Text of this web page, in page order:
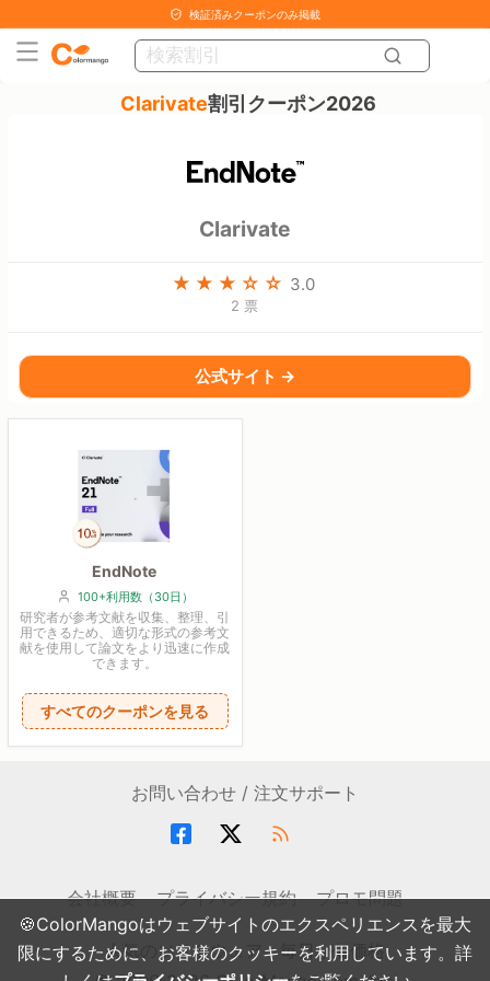
🍪ColorMangoはウェブサイトのエクスペリエンスを最大
限にするために、お客様のクッキーを利用しています。詳
検証済みクーポンのみ掲載
Clarivate割引クーポン2026
Clarivate
3.0
2 票
公式サイト →
EndNote
100+利用数（30日）
研究者が参考文献を収集、整理、引
用できるため、適切な形式の参考文
献を使用して論文をより迅速に作成
できます。
すべてのクーポンを見る
お問い合わせ / 注文サポート
会社概要 プライバシー規約 プロモ問題
人気のソフトウェア・毎日が低価格